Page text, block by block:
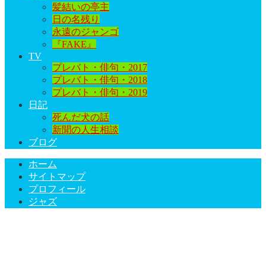
髪結いの亭主
日の名残り
永遠のジャンゴ
『FAKE』
TV
プレバト・俳句・2017
プレバト・俳句・2018
プレバト・俳句・2019
日記
死んだ犬の話
新聞の人生相談
ブログ
ホーム
サイトマップ
プロフィール
ジャズ